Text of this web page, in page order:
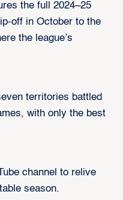
the full 2024–25
off in October to the
the league’s
territories battled
with only the best
channel to relive
season.